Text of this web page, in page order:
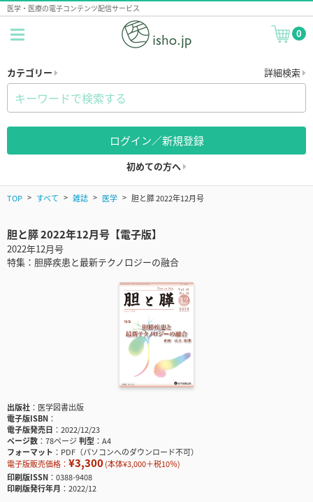
医学・医療の電子コンテンツ配信サービス
0
カテゴリー 詳細検索
ログイン／新規登録
初めての方へ
TOP すべて 雑誌 医学 胆と膵 2022年12月号
胆と膵 2022年12月号【電子版】
2022年12月号
特集：胆膵疾患と最新テクノロジーの融合
出版社
医学図書出版
電子版ISBN
電子版発売日
2022/12/23
ページ数
78ページ判型
A4
フォーマット
PDF（パソコンへのダウンロード不可）
電子版販売価格： ¥3,300(本体¥3,000＋税10％)
印刷版ISSN
0388-9408
印刷版発行年月
2022/12